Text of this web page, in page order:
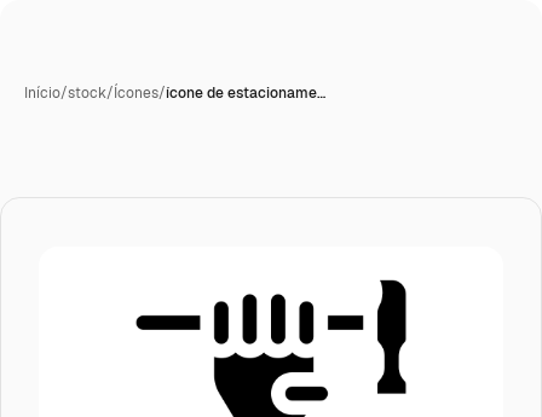
Início/stock/Ícones/ícone de estacioname…